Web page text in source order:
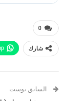
0
شارك
السابق بوست